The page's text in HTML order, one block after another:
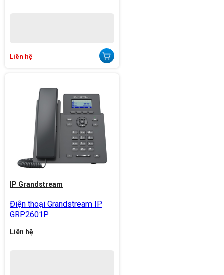
Liên hệ
IP Grandstream
Điện thoại Grandstream IP
GRP2601P
Liên hệ